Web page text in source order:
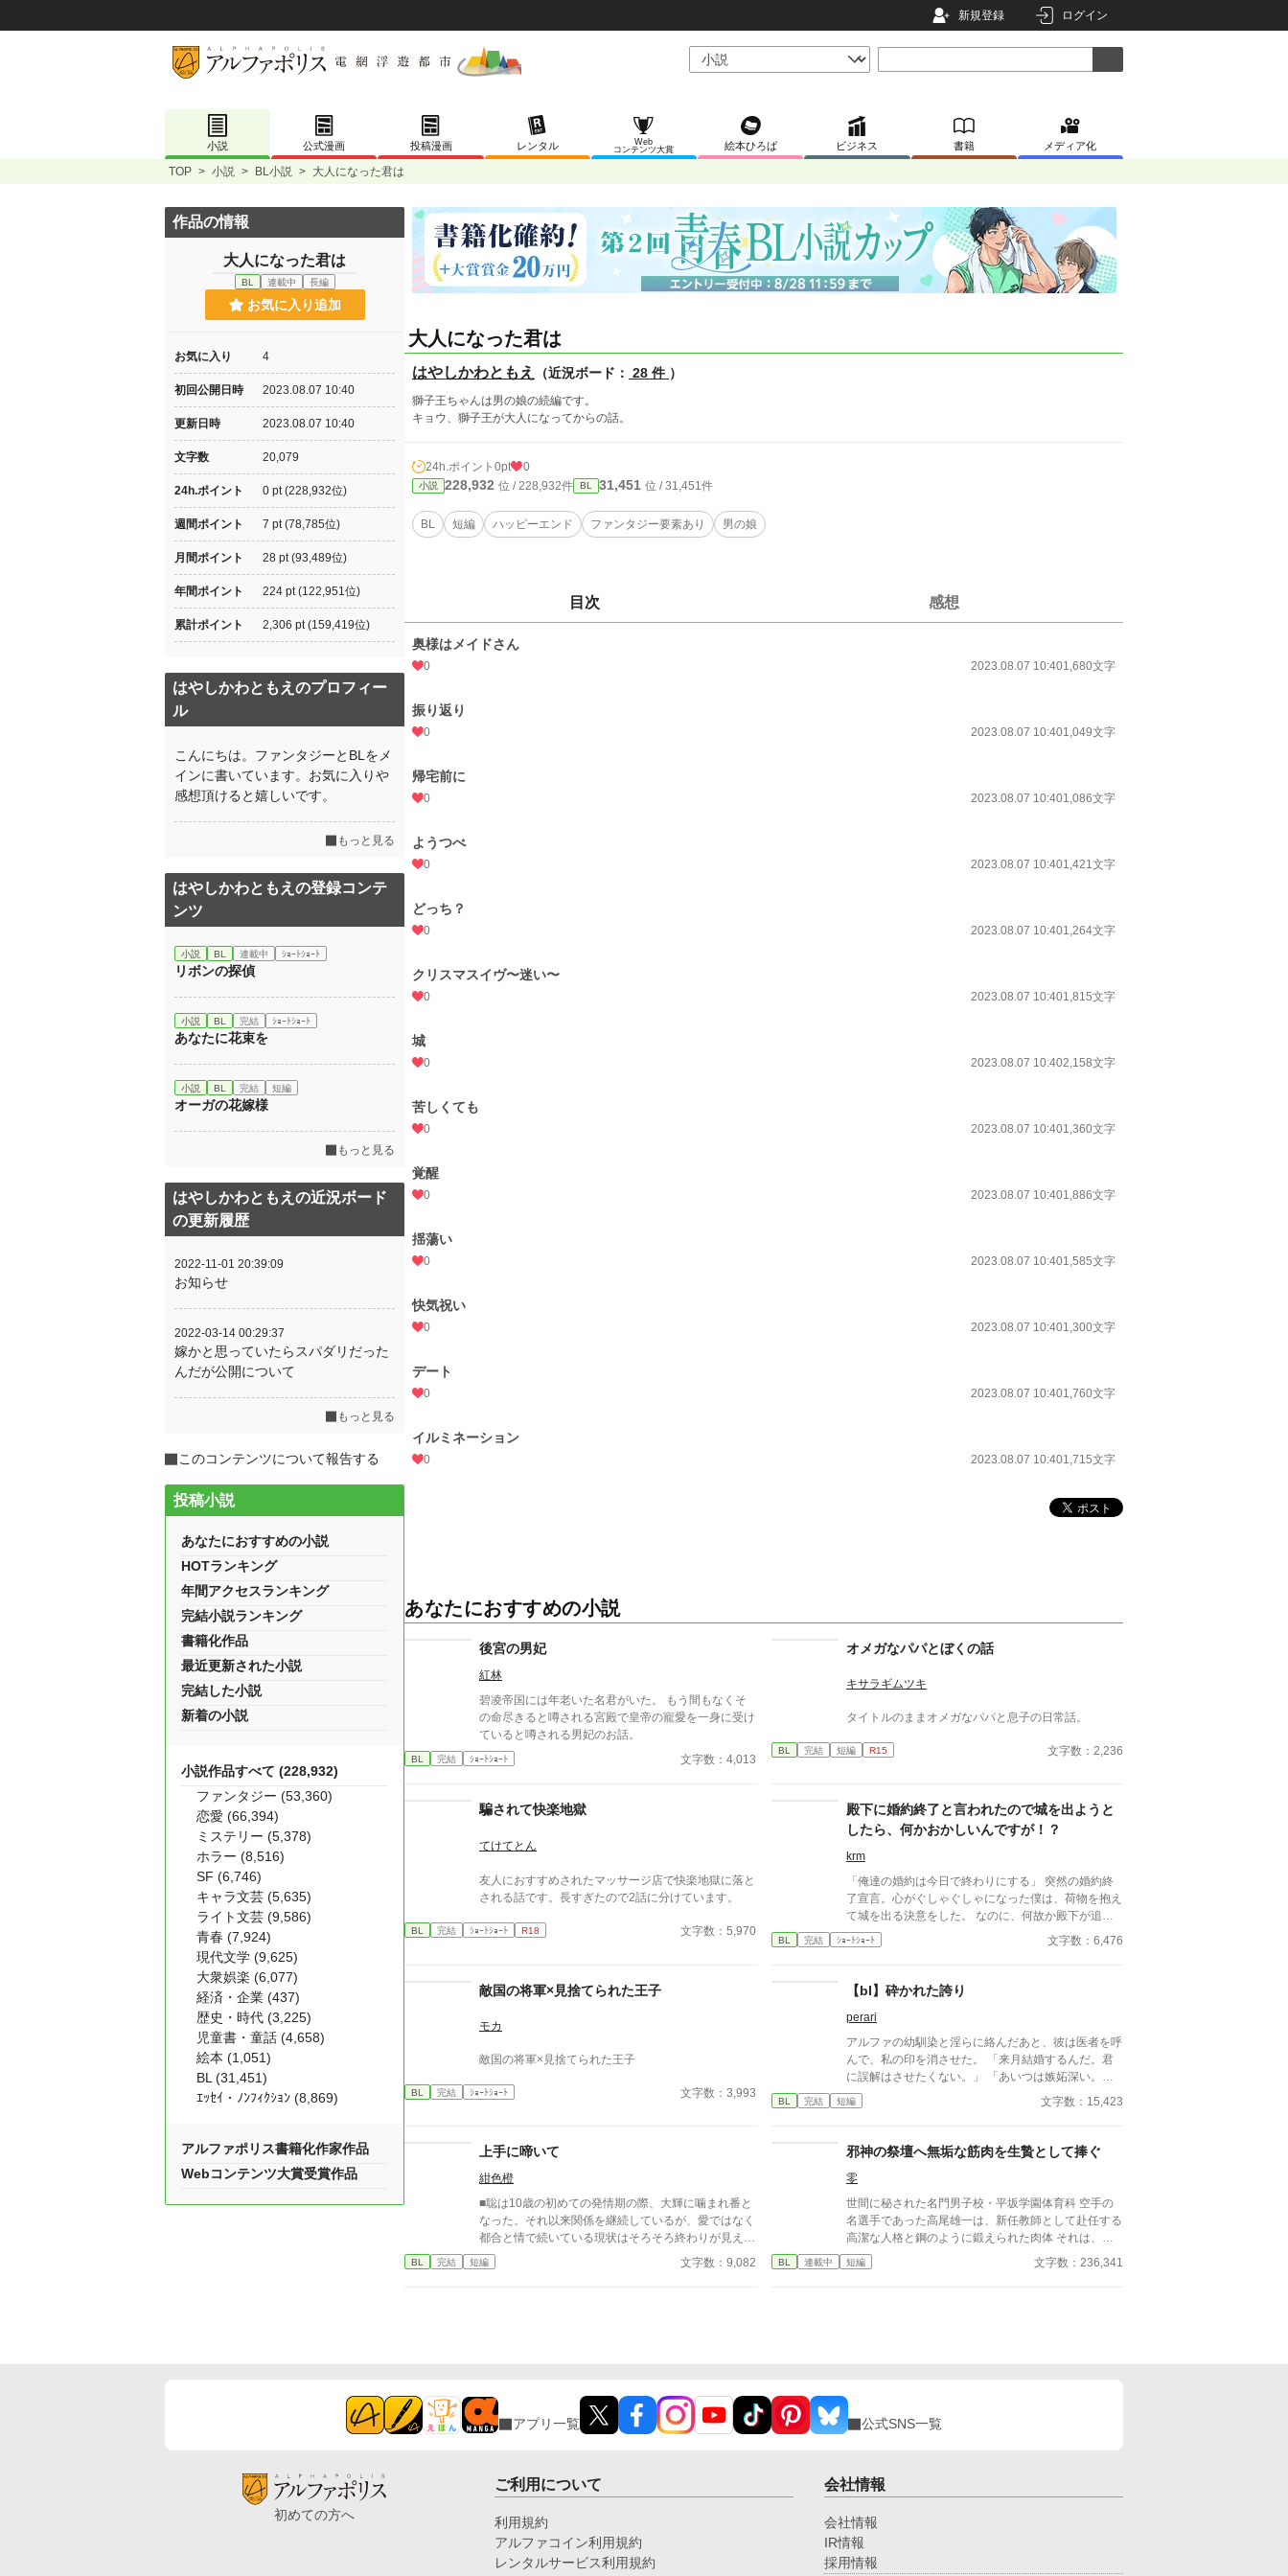
新規登録 ログイン
小説 公式漫画 投稿漫画 レンタル
Web
コンテンツ大賞
絵本ひろば ビジネス 書籍 メディア化
TOP > 小説 > BL小説 > 大人になった君は
大人になった君は
はやしかわともえ （近況ボード： 28 件 ）
獅子王ちゃんは男の娘の続編です。
キョウ、獅子王が大人になってからの話。
24h.ポイント 0pt 0
小説 228,932 位 / 228,932件 BL 31,451 位 / 31,451件
BL 短編 ハッピーエンド ファンタジー要素あり 男の娘
目次 感想
奥様はメイドさん
0 2023.08.07 10:401,680文字
振り返り
0 2023.08.07 10:401,049文字
帰宅前に
0 2023.08.07 10:401,086文字
ようつべ
0 2023.08.07 10:401,421文字
どっち？
0 2023.08.07 10:401,264文字
クリスマスイヴ〜迷い〜
0 2023.08.07 10:401,815文字
城
0 2023.08.07 10:402,158文字
苦しくても
0 2023.08.07 10:401,360文字
覚醒
0 2023.08.07 10:401,886文字
揺蕩い
0 2023.08.07 10:401,585文字
快気祝い
0 2023.08.07 10:401,300文字
デート
0 2023.08.07 10:401,760文字
イルミネーション
0 2023.08.07 10:401,715文字
あなたにおすすめの小説
後宮の男妃
紅林
碧凌帝国には年老いた名君がいた。 もう間もなくそ
の命尽きると噂される宮殿で皇帝の寵愛を一身に受け
ていると噂される男妃のお話。
BL 完結 ｼｮｰﾄｼｮｰﾄ 文字数：4,013
オメガなパパとぼくの話
キサラギムツキ
タイトルのままオメガなパパと息子の日常話。
BL 完結 短編 R15 文字数：2,236
騙されて快楽地獄
てけてとん
友人におすすめされたマッサージ店で快楽地獄に落と
される話です。長すぎたので2話に分けています。
BL 完結 ｼｮｰﾄｼｮｰﾄ R18 文字数：5,970
殿下に婚約終了と言われたので城を出ようと
したら、何かおかしいんですが！？
krm
「俺達の婚約は今日で終わりにする」 突然の婚約終
了宣言。心がぐしゃぐしゃになった僕は、荷物を抱え
て城を出る決意をした。 なのに、何故か殿下が追い
かけてきて――いやいやいや、どういうこと！？ 全
力すれ違いラブコメファンタジーBL！ 支部の企画投
です。
BL 完結 ｼｮｰﾄｼｮｰﾄ 文字数：6,476
敵国の将軍×見捨てられた王子
モカ
敵国の将軍×見捨てられた王子
BL 完結 ｼｮｰﾄｼｮｰﾄ 文字数：3,993
【bl】砕かれた誇り
perari
アルファの幼馴染と淫らに絡んだあと、彼は医者を呼
んで、私の印を消させた。 「来月結婚するんだ。君
に誤解はさせたくない。」 「あいつは嫉妬深い。泣
かせるわけにはいかない。」 「君ももう年頃の残り
物のオメガだろ？ 俺の印をつけたまま、他のアルフ
く、けれどどこか薄情な笑みを浮かべながら、一枚の
小切手を私に投げ渡す。 「長い間、俺に従ってきた
んだから、君を傷つけたりはしない。」 「結婚の日
には招待状を送る。必ず来て、席につけよ。」 --- い
くつかのコメントを拝見し、大変申し訳なく思ってお
ります。 私は現在日本語を勉強しており、この文章
用しています。 もし読んでくださる中で日本語のお
BL 完結 短編 文字数：15,423
上手に啼いて
紺色橙
■聡は10歳の初めての発情期の際、大輝に噛まれ番と
なった。それ以来関係を継続しているが、愛ではなく
都合と情で続いている現状はそろそろ終わりが見えて
いた。 ■注意*独自オメガバース設定。■『それは愛か
本能か』と同じ世界設定です。関係は一切なし。
BL 完結 短編 文字数：9,082
邪神の祭壇へ無垢な筋肉を生贄として捧ぐ
零
世間に秘された名門男子校・平坂学園体育科 空手の
名選手であった高尾雄一は、新任教師として赴任する
高潔な人格と鋼のように鍛えられた肉体 それは、学
園にとって最高の生贄の候補に他ならなかった 至高
の筋肉を持つ、精神を削られ意志をなくした青年を太
BL 連載中 短編 文字数：236,341
作品の情報
大人になった君は
BL 連載中 長編
お気に入り追加
お気に入り 4
初回公開日時 2023.08.07 10:40
更新日時 2023.08.07 10:40
文字数 20,079
24h.ポイント 0 pt (228,932位)
週間ポイント 7 pt (78,785位)
月間ポイント 28 pt (93,489位)
年間ポイント 224 pt (122,951位)
累計ポイント 2,306 pt (159,419位)
はやしかわともえのプロフィー
ル
こんにちは。ファンタジーとBLをメ
インに書いています。お気に入りや
感想頂けると嬉しいです。
もっと見る
はやしかわともえの登録コンテ
ンツ
小説 BL 連載中 ｼｮｰﾄｼｮｰﾄ
リボンの探偵
小説 BL 完結 ｼｮｰﾄｼｮｰﾄ
あなたに花束を
小説 BL 完結 短編
オーガの花嫁様
もっと見る
はやしかわともえの近況ボード
の更新履歴
2022-11-01 20:39:09
お知らせ
2022-03-14 00:29:37
嫁かと思っていたらスパダリだった
んだが公開について
もっと見る
このコンテンツについて報告する
投稿小説
あなたにおすすめの小説
HOTランキング
年間アクセスランキング
完結小説ランキング
書籍化作品
最近更新された小説
完結した小説
新着の小説
小説作品すべて (228,932)
ファンタジー (53,360)
恋愛 (66,394)
ミステリー (5,378)
ホラー (8,516)
SF (6,746)
キャラ文芸 (5,635)
ライト文芸 (9,586)
青春 (7,924)
現代文学 (9,625)
大衆娯楽 (6,077)
経済・企業 (437)
歴史・時代 (3,225)
児童書・童話 (4,658)
絵本 (1,051)
BL (31,451)
ｴｯｾｲ・ﾉﾝﾌｨｸｼｮﾝ (8,869)
アルファポリス書籍化作家作品
Webコンテンツ大賞受賞作品
アプリ一覧 公式SNS一覧
初めての方へ
ご利用について
利用規約
アルファコイン利用規約
レンタルサービス利用規約
会社情報
会社情報
IR情報
採用情報